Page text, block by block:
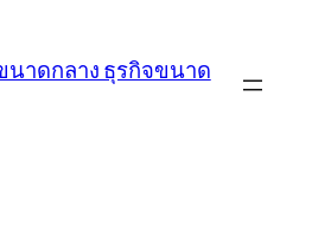
นาดกลาง ธุรกิจขนาด